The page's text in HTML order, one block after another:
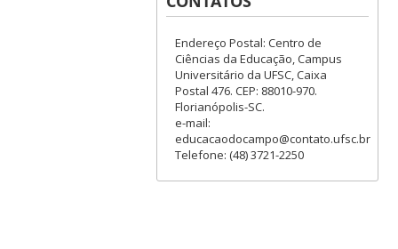
Endereço Postal: Centro de
Ciências da Educação, Campus
Universitário da UFSC, Caixa
Postal 476. CEP: 88010-970.
Florianópolis-SC.
e-mail:
educacaodocampo@contato.ufsc.br
Telefone: (48) 3721-2250